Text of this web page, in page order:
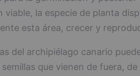
viable, la especie de planta
esta área, crecer y
del archipiélago canario
que vienen de fuera,